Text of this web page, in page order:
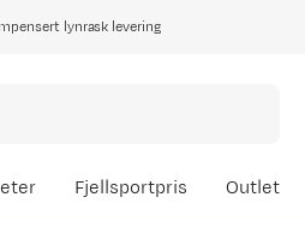
lynrask levering
Fjellsportpris Outlet